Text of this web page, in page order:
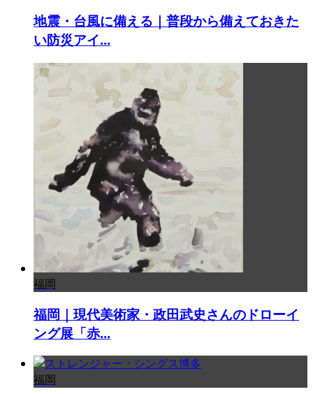
地震・台風に備える｜普段から備えておきた
い防災アイ...
福岡
福岡｜現代美術家・政田武史さんのドローイ
ング展「赤...
福岡